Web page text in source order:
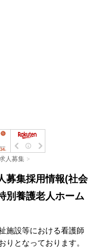
人募集 >
募集採用情報(社会
別養護老人ホーム
施設等における看護師
りとなっております。